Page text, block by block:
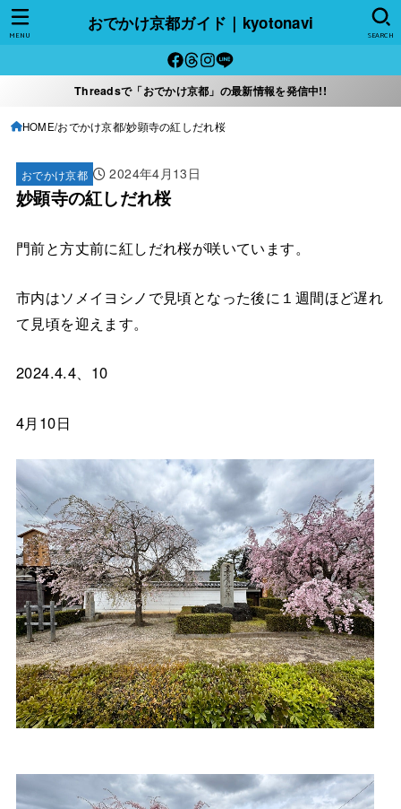
おでかけ京都ガイド｜kyotonavi
SEARCH
MENU
Threadsで「おでかけ京都」の最新情報を発信中!!
HOME おでかけ京都 妙顕寺の紅しだれ桜
おでかけ京都 2024年4月13日
妙顕寺の紅しだれ桜
門前と方丈前に紅しだれ桜が咲いています。
市内はソメイヨシノで見頃となった後に１週間ほど遅れ
て見頃を迎えます。
2024.4.4、10
4月10日